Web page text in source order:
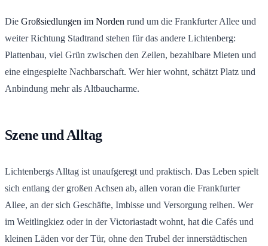
Die Großsiedlungen im Norden rund um die Frankfurter Allee und
weiter Richtung Stadtrand stehen für das andere Lichtenberg:
Plattenbau, viel Grün zwischen den Zeilen, bezahlbare Mieten und
eine eingespielte Nachbarschaft. Wer hier wohnt, schätzt Platz und
Anbindung mehr als Altbaucharme.
Szene und Alltag
Lichtenbergs Alltag ist unaufgeregt und praktisch. Das Leben spielt
sich entlang der großen Achsen ab, allen voran die Frankfurter
Allee, an der sich Geschäfte, Imbisse und Versorgung reihen. Wer
im Weitlingkiez oder in der Victoriastadt wohnt, hat die Cafés und
kleinen Läden vor der Tür, ohne den Trubel der innerstädtischen